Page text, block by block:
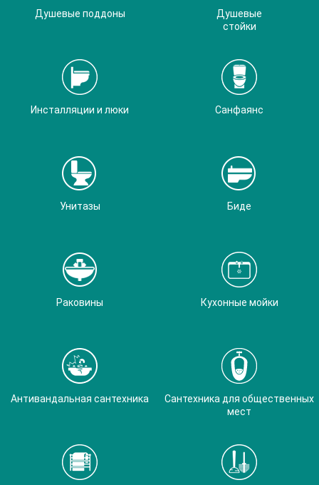
Душевые поддоны
Душевые
стойки
Инсталляции и люки Санфаянс
Унитазы Биде
Раковины Кухонные мойки
Антивандальная сантехника
Сантехника для общественных
мест